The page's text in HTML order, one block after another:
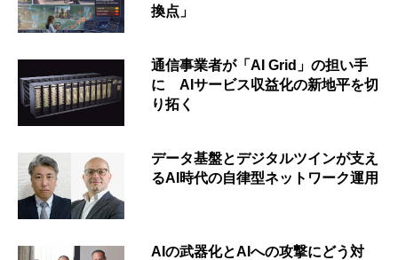
換点」
通信事業者が「AI Grid」の担い手
に AIサービス収益化の新地平を切
り拓く
データ基盤とデジタルツインが支え
るAI時代の自律型ネットワーク運用
AIの武器化とAIへの攻撃にどう対